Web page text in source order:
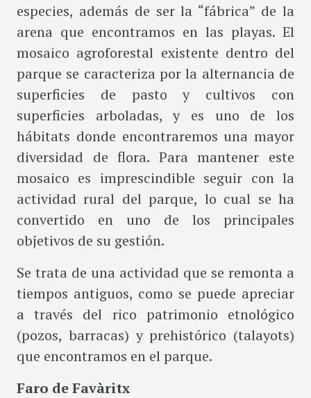
especies, además de ser la “fábrica” de la
arena que encontramos en las playas. El
mosaico agroforestal existente dentro del
parque se caracteriza por la alternancia de
superficies de pasto y cultivos con
superficies arboladas, y es uno de los
hábitats donde encontraremos una mayor
diversidad de flora. Para mantener este
mosaico es imprescindible seguir con la
actividad rural del parque, lo cual se ha
convertido en uno de los principales
objetivos de su gestión.
Se trata de una actividad que se remonta a
tiempos antiguos, como se puede apreciar
a través del rico patrimonio etnológico
(pozos, barracas) y prehistórico (talayots)
que encontramos en el parque.
Faro de Favàritx